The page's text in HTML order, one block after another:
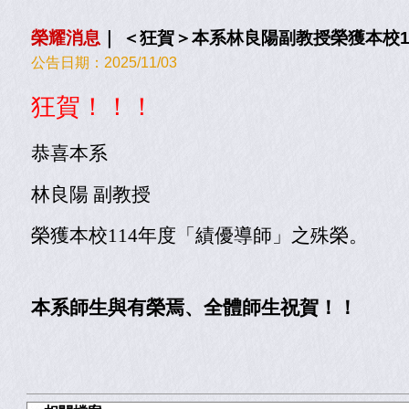
榮耀消息 ＜狂賀＞本系林良陽副教授榮獲本校
公告日期： 2025/11/03
狂賀！！！
恭喜本系
林良陽 副教授
榮獲本校114年度「績優導師」之殊榮。
本系師生與有榮焉、全體師生祝賀！！